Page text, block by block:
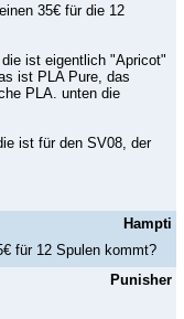
35€ für die 12
ist eigentlich "Apricot"
ist PLA Pure, das
PLA. unten die
ist für den SV08, der
Hampti
für 12 Spulen kommt?
Punisher